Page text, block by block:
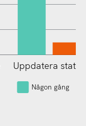
Uppdatera status
Någon gång